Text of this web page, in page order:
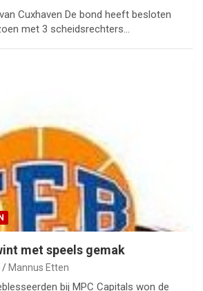
Cuxhaven De bond heeft besloten
met 3 scheidsrechters…
met speels gemak
Mannus Etten
bij MPC Capitals won de